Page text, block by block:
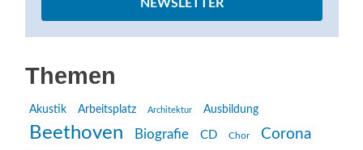
NEWSLETTER
Themen
Akustik Arbeitsplatz Architektur Ausbildung
Beethoven Biografie CD Chor Corona